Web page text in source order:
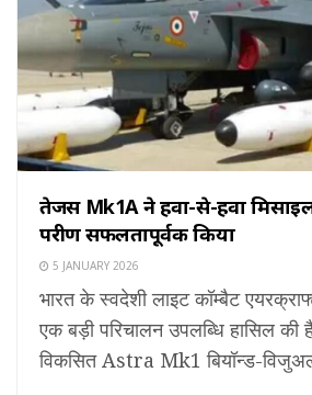
तेजस Mk1A ने हवा-से-हवा मिसाइल
परीक्षण सफलतापूर्वक किया
5 JANUARY 2026
भारत के स्वदेशी लाइट कॉम्बैट
एक बड़ी परिचालन उपलब्धि हासिल
विकसित Astra Mk1 बियॉन्ड-